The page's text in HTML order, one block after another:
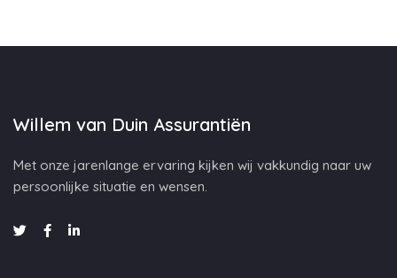
Willem van Duin Assurantiën
Met onze jarenlange ervaring kijken wij vakkundig naar uw
persoonlijke situatie en wensen.